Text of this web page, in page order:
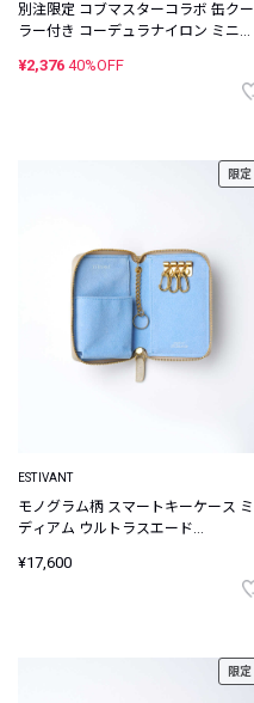
別注限定 コブマスターコラボ 缶クー
ラー付き コーデュラナイロン ミニウ
¥2,376 40%OFF
限定
ESTIVANT
モノグラム柄 スマートキーケース ミ
ディアム ウルトラスエード
¥17,600
限定